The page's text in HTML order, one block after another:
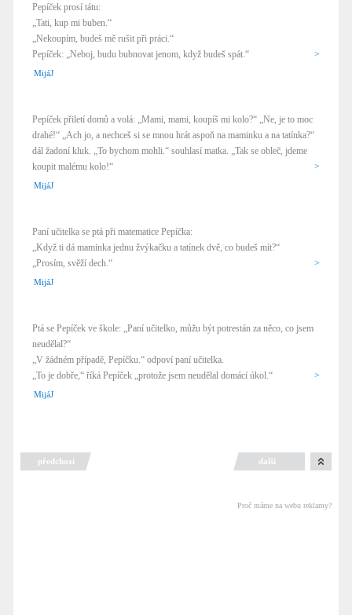
Pepíček prosí tátu:
„Tati, kup mi buben.“
„Nekoupím, budeš mě rušit při práci.“
Pepíček: „Neboj, budu bubnovat jenom, když budeš spát.“
>
MijáJ
Pepíček přiletí domů a volá: „Mami, mami, koupíš mi kolo?“ „Ne, je to moc
drahé!“ „Ach jo, a nechceš si se mnou hrát aspoň na maminku a na tatínka?“
dál žadoní kluk. „To bychom mohli.“ souhlasí matka. „Tak se obleč, jdeme
koupit malému kolo!“
>
MijáJ
Paní učitelka se ptá při matematice Pepíčka:
„Když ti dá maminka jednu žvýkačku a tatínek dvě, co budeš mít?“
„Prosím, svěží dech.“
>
MijáJ
Ptá se Pepíček ve škole: „Paní učitelko, můžu být potrestán za něco, co jsem
neudělal?“
„V žádném případě, Pepíčku.“ odpoví paní učitelka.
„To je dobře,“ říká Pepíček „protože jsem neudělal domácí úkol.“
>
MijáJ
předchozí další
Proč máme na webu reklamy?